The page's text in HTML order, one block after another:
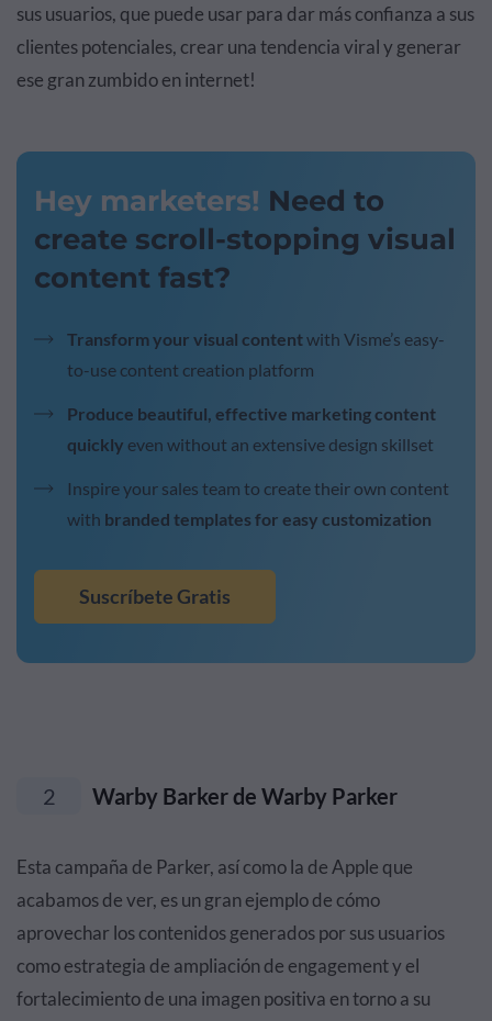
sus usuarios, que puede usar para dar más confianza a sus
clientes potenciales, crear una tendencia viral y generar
ese gran zumbido en internet!
Hey marketers! Need to
create scroll-stopping visual
content fast?
Transform your visual contentwith Visme’s easy-
to-use content creation platform
Produce beautiful, effective marketing content
quickly even without an extensive design skillset
Inspire your sales team to create their own content
with branded templates for easy customization
Suscríbete Gratis
2 Warby Barker de Warby Parker
Esta campaña de Parker, así como la de Apple que
acabamos de ver, es un gran ejemplo de cómo
aprovechar los contenidos generados por sus usuarios
como estrategia de ampliación de engagement y el
fortalecimiento de una imagen positiva en torno a su